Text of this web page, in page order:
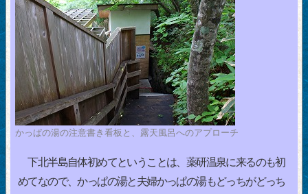
かっぱの湯の注意書き看板と、露天風呂へのアプローチ
下北半島自体初めてということは、薬研温泉に来るのも初
めてなので、かっぱの湯と夫婦かっぱの湯もどっちがどっち